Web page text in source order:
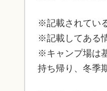
※記載されてい
※記載してある
※キャンプ場は
持ち帰り、冬季